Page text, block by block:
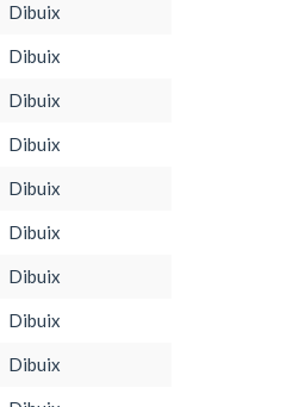
Dibuix
Dibuix
Dibuix
Dibuix
Dibuix
Dibuix
Dibuix
Dibuix
Dibuix